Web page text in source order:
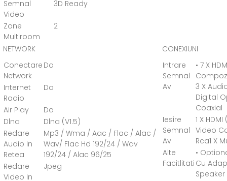
Semnal
Video
3D Ready
Zone
Multiroom
2
NETWORK
Conectare
Network
Da
Internet
Radio
Da
Air Play
Da
Dlna
Dlna (V1.5)
Redare
Audio In
Retea
Mp3 / Wma / Aac / Flac / Alac /
Wav/ Flac Hd 192/24 / Wav
192/24 / Alac 96/25
Redare
Video In
Jpeg
CONEXIUNI
Intrare
Semnal
Av
• 7 X
3 X
Digital
Coaxial
Iesire
Semnal
Av
1 X
Video
Rca1 X
Alte
Facitlitati
•
Cu
Speaker